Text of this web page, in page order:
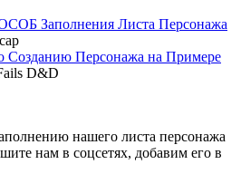
Заполнения Листа Персонажа
Персонажа на Примере
D&D
нашего листа персонажа
нам в соцсетях, добавим его в